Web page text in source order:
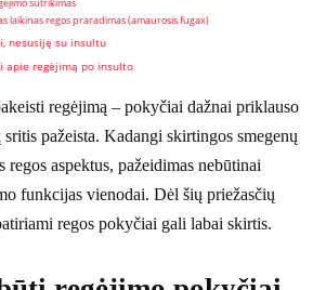
sutrikimas
laikinas regos praradimas (amaurosis fugax)
nesusiję su insultu
apie regėjimą po insulto
regėjimą – pokyčiai dažnai priklauso
pažeista. Kadangi skirtingos smegenų
aspektus, pažeidimas nebūtinai
funkcijas vienodai. Dėl šių priežasčių
regos pokyčiai gali labai skirtis.